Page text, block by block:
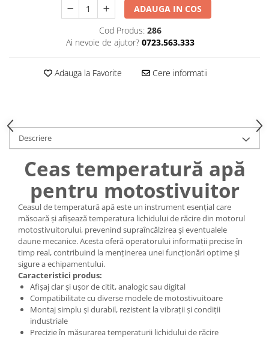
Cilindrii Directie
Piese Directie Stivuitoare
Sistem Electric
Contact Pornire
Electromotoare Stivuitor
Piese Electrice Motostivuitor
Sistem Franare
Cilindrii Frana
Frana de Mana
Piese Frane Stivuitor
Pistoane Frana
Placute de Frana
Pompe Frana
Saboti Frana
Tamburi Frana
Sistem Hidraulic
ADAUGA IN COS
Cod Produs: 286
Ai nevoie de ajutor? 0723.563.333
Adauga la Favorite Cere informatii
Descriere
Ceas temperatură apă
pentru motostivuitor
Ceasul de temperatură apă este un instrument esențial care
măsoară și afișează temperatura lichidului de răcire din motorul
motostivuitorului, prevenind supraîncălzirea și eventualele
daune mecanice. Acesta oferă operatorului informații precise în
timp real, contribuind la menținerea unei funcționări optime și
sigure a echipamentului.
Caracteristici produs:
Afișaj clar și ușor de citit, analogic sau digital
Compatibilitate cu diverse modele de motostivuitoare
Montaj simplu și durabil, rezistent la vibrații și condiții
industriale
Precizie în măsurarea temperaturii lichidului de răcire